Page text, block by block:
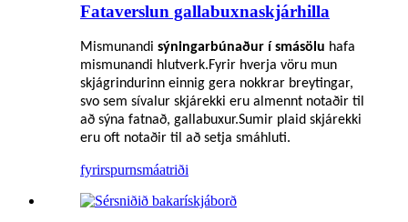
Fataverslun gallabuxnaskjárhilla
Mismunandi sýningarbúnaður í smásölu hafa
mismunandi hlutverk.Fyrir hverja vöru mun
skjágrindurinn einnig gera nokkrar breytingar,
svo sem sívalur skjárekki eru almennt notaðir til
að sýna fatnað, gallabuxur.Sumir plaid skjárekki
eru oft notaðir til að setja smáhluti.
fyrirspurnsmáatriði